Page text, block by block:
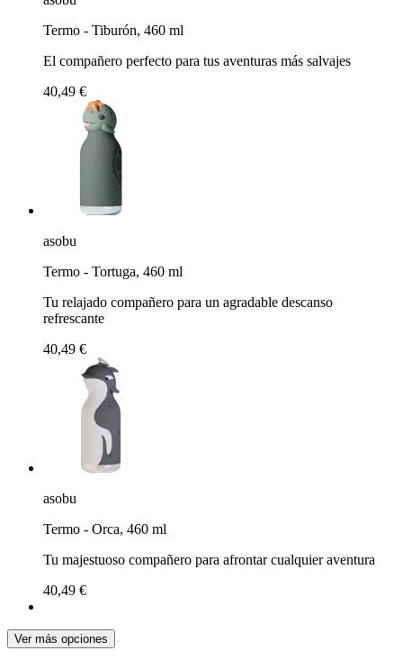
Termo - Tiburón, 460 ml
El compañero perfecto para tus aventuras más salvajes
40,49 €
asobu
Termo - Tortuga, 460 ml
Tu relajado compañero para un agradable descanso
refrescante
40,49 €
asobu
Termo - Orca, 460 ml
Tu majestuoso compañero para afrontar cualquier aventura
40,49 €
Ver más opciones